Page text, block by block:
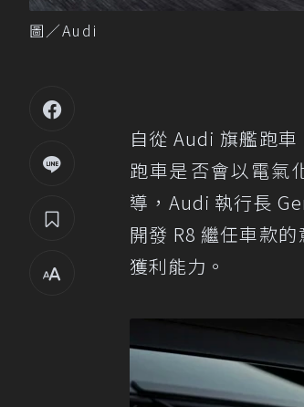
圖／Audi
自從 Audi 旗艦跑
跑車是否會以電氣
導，Audi 執行長
開發 R8 繼任車款
獲利能力。